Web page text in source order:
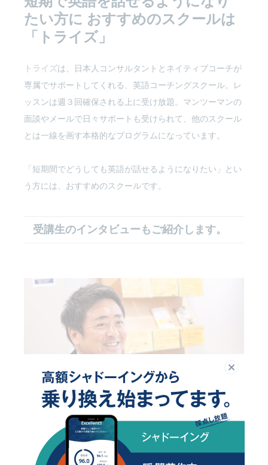
たい方に おすすめのスクールは
「トライズ」
トライズは、日本人コンサルタントとネイティブコーチが
専属でサポートしてくれる、英語コーチングスクール。レ
ッスンは週３回確保される上に受け放題。マンツーマンの
面談やメールで日々サポートも受けられて、他のスクール
とは一線を画す本格的なプログラムになっています。
「短期間でどうしても英語が話せるようになりたい」とい
う方には、おすすめのスクールです。
受講生のインタビューもご紹介します。
トライズでの１年は、
一生につながる１年だったと思